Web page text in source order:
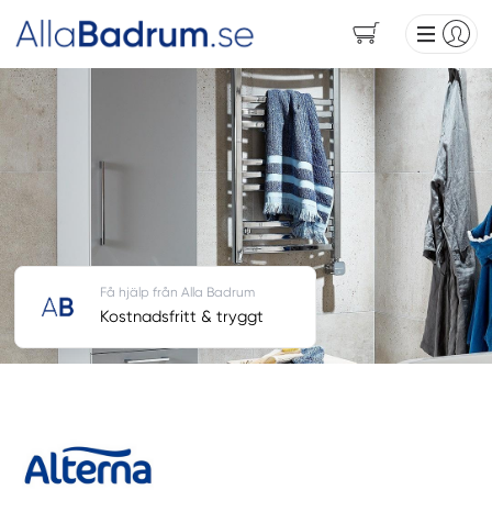
Få hjälp från Alla Badrum
Kostnadsfritt & tryggt